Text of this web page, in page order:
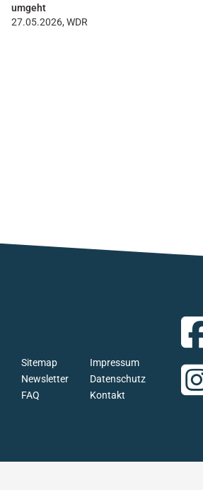
umgeht
27.05.2026, WDR
FAQ
Newsletter
Sitemap
Kontakt
Datenschutz
Impressum